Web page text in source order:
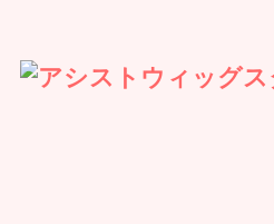
アーカイブ